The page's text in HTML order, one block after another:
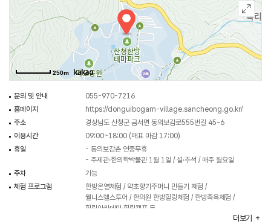
◎ 한류의 매력을 만나는 여행 정보 - 드라마 <이번 생도 잘 부탁해>
반지음이 문서하에게 전생을 보여준다며 데려가 간질간질한 데이트를 즐겼던
장소는 ‘동의보감촌’으로 전통 한방의 고장 산청군에 위치한 한방 테마 공간이다.
이곳에는 꽃과 나무가 가득한 정원부터 한의학 박물관, 한방기 체험장, 전망대,
반지음과 문서하가 건넜던 무릉교 등 즐길 거리가 다양하게 있으니 들러보는
것을 추천한다.250m
문의 및 안내
055-970-7216
홈페이지
https://donguibogam-village.sancheong.go.kr/
주소
경상남도 산청군 금서면 동의보감로555번길 45-6
이용시간
09:00~18:00 (매표 마감 17:00)
휴일
- 동의보감촌 연중무휴
- 주제관·한의학박물관 1월 1일 / 설·추석 / 매주 월요일
주차
가능
체험 프로그램
한방온열체험 / 약초향기주머니 만들기 체험 /
웰니스헬스투어 / 한의원 한방힐링체험 / 한방족욕체험 /
힐링아카데미·힐링캠프 등
더보기